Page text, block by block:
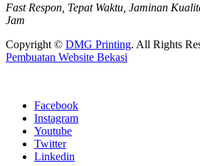
Fast Respon, Tepat Waktu, Jaminan
Jam
Copyright © DMG Printing. All Rights
Pembuatan Website Bekasi
Facebook
Instagram
Youtube
Twitter
Linkedin